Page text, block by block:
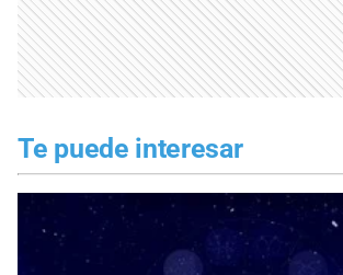
Te puede interesar